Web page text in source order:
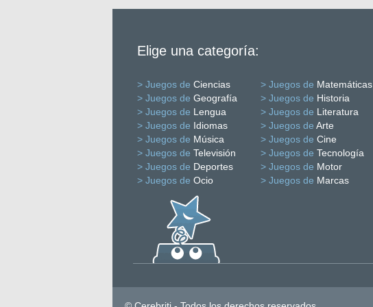
Elige una categoría:
> Juegos de Ciencias > Juegos de Matemáticas
> Juegos de Geografía > Juegos de Historia
> Juegos de Lengua > Juegos de Literatura
> Juegos de Idiomas > Juegos de Arte
> Juegos de Música > Juegos de Cine
> Juegos de Televisión > Juegos de Tecnología
> Juegos de Deportes > Juegos de Motor
> Juegos de Ocio > Juegos de Marcas